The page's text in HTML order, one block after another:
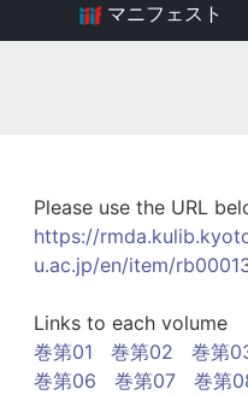
マニフェスト
Please use the URL
https://
u.ac.jp/en/item/
Links to each volume
巻第01
巻第02 巻第
巻第06
巻第07 巻第